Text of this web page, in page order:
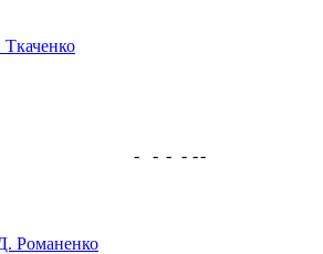
Ткаченко
Романенко
- - - - --